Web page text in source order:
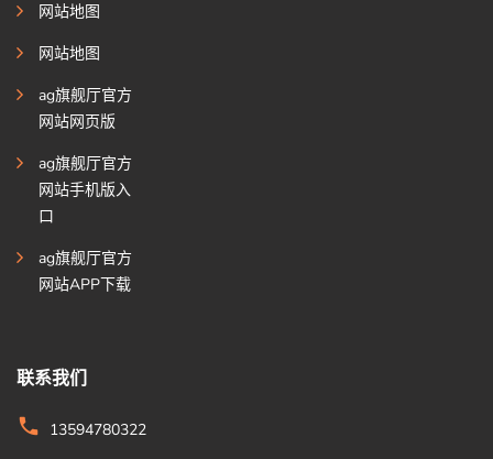
网站地图
网站地图
ag旗舰厅官方
网站网页版
ag旗舰厅官方
网站手机版入
口
ag旗舰厅官方
网站APP下载
联系我们
13594780322